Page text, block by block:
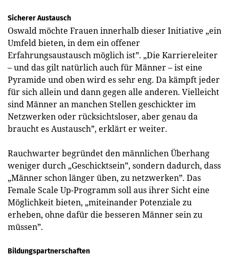
Sicherer Austausch
Oswald möchte Frauen innerhalb dieser Initiative „ein
Umfeld bieten, in dem ein offener
Erfahrungsaustausch möglich ist”. „Die Karriereleiter
– und das gilt natürlich auch für Männer – ist eine
Pyramide und oben wird es sehr eng. Da kämpft jeder
für sich allein und dann gegen alle anderen. Vielleicht
sind Männer an manchen Stellen geschickter im
Netzwerken oder rück­sichtsloser, aber genau da
braucht es Austausch”, erklärt er weiter.
Rauchwarter begründet den männlichen Überhang
weniger durch „Geschicktsein”, sondern dadurch, dass
„Männer schon länger üben, zu netzwerken”. Das
Female Scale Up-Programm soll aus ihrer Sicht eine
Möglichkeit bieten, „miteinander Potenziale zu
erheben, ohne dafür die ­besseren Männer sein zu
müssen”.
Bildungspartnerschaften